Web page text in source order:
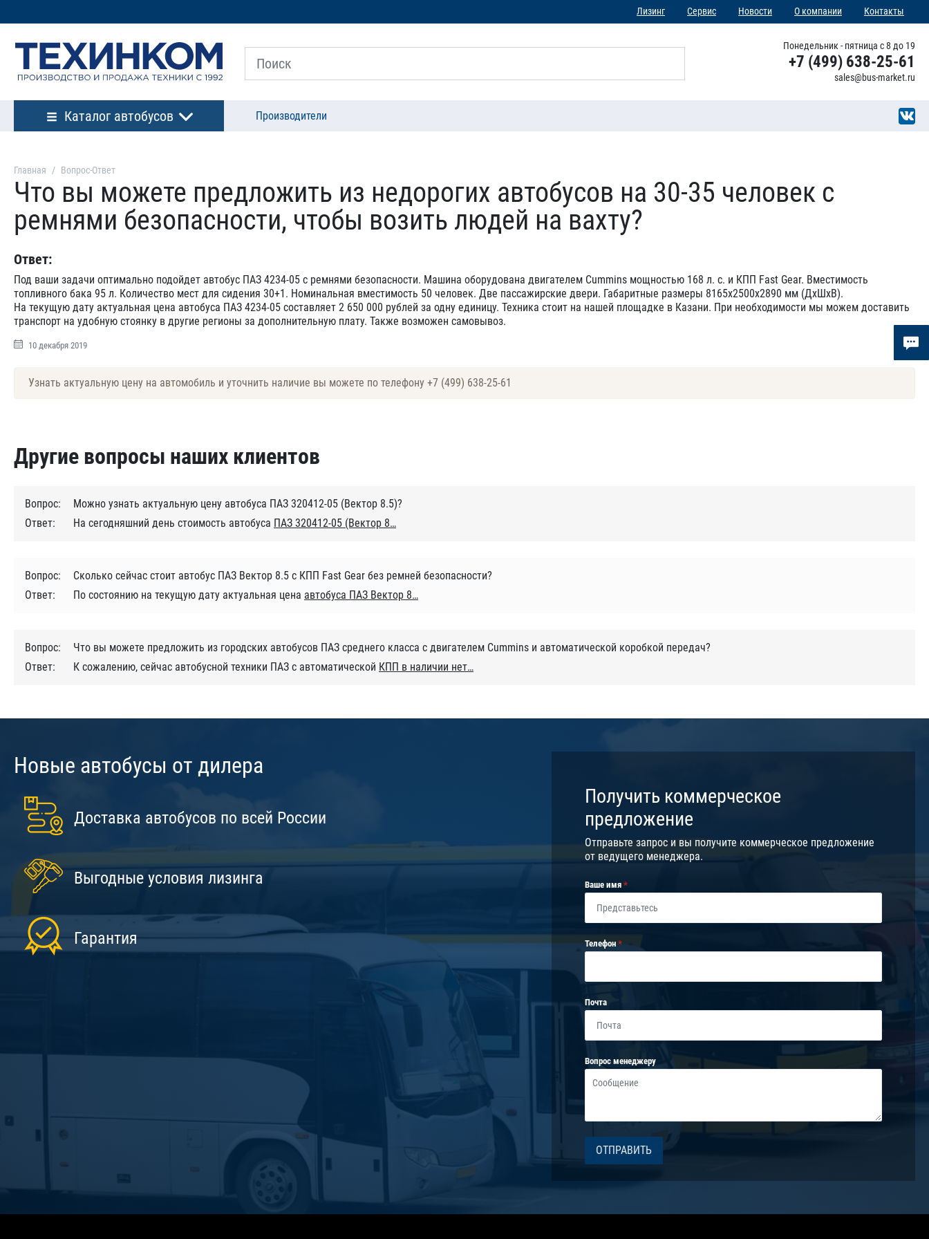
Лизинг Сервис Новости О компании Контакты
Понедельник - пятница с 8 до 19
+7 (499) 638-25-61
sales@bus-market.ru
Каталог автобусов Производители
Главная Вопрос-Ответ
Что вы можете предложить из недорогих автобусов на 30-35 человек с
ремнями безопасности, чтобы возить людей на вахту?
Ответ:
Под ваши задачи оптимально подойдет автобус ПАЗ 4234-05 с ремнями безопасности. Машина оборудована двигателем Cummins мощностью 168 л. с. и КПП Fast Gear. Вместимость
топливного бака 95 л. Количество мест для сидения 30+1. Номинальная вместимость 50 человек. Две пассажирские двери. Габаритные размеры 8165х2500х2890 мм (ДхШхВ).
На текущую дату актуальная цена автобуса ПАЗ 4234-05 составляет 2 650 000 рублей за одну единицу. Техника стоит на нашей площадке в Казани. При необходимости мы можем доставить
транспорт на удобную стоянку в другие регионы за дополнительную плату. Также возможен самовывоз.
10 декабря 2019
Узнать актуальную цену на автомобиль и уточнить наличие вы можете по телефону +7 (499) 638-25-61
Другие вопросы наших клиентов
Вопрос:
Можно узнать актуальную цену автобуса ПАЗ 320412-05 (Вектор 8.5)?
Ответ:
На сегодняшний день стоимость автобуса ПАЗ 320412-05 (Вектор 8
Вопрос:
Сколько сейчас стоит автобус ПАЗ Вектор 8.5 с КПП Fast Gear без ремней безопасности?
Ответ:
По состоянию на текущую дату актуальная цена автобуса ПАЗ Вектор 8
Вопрос:
Что вы можете предложить из городских автобусов ПАЗ среднего класса с двигателем Cummins и автоматической коробкой передач?
Ответ:
К сожалению, сейчас автобусной техники ПАЗ с автоматической КПП в наличии нет
Новые автобусы от дилера
Доставка автобусов по всей России
Выгодные условия лизинга
Гарантия
Получить коммерческое
предложение
Отправьте запрос и вы получите коммерческое предложение
от ведущего менеджера.
Ваше имя
Телефон
Почта
Вопрос менеджеру